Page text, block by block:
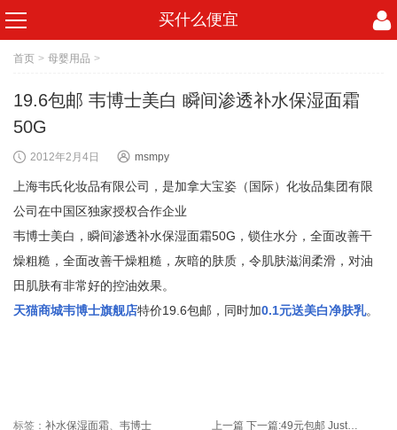
买什么便宜
首页 > 母婴用品 >
19.6包邮 韦博士美白 瞬间渗透补水保湿面霜
50G
2012年2月4日 msmpy
上海韦氏化妆品有限公司，是加拿大宝姿（国际）化妆品集团有限
公司在中国区独家授权合作企业
韦博士美白，瞬间渗透补水保湿面霜50G，锁住水分，全面改善干
燥粗糙，全面改善干燥粗糙，灰暗的肤质，令肌肤滋润柔滑，对油
田肌肤有非常好的控油效果。
天猫商城韦博士旗舰店特价19.6包邮，同时加0.1元送美白净肤乳。
标签： 补水保湿面霜、 韦博士 上一篇 下一篇: 49元包邮 Justyle男士V领半开襟素色长袖T恤男款长袖JD29113008